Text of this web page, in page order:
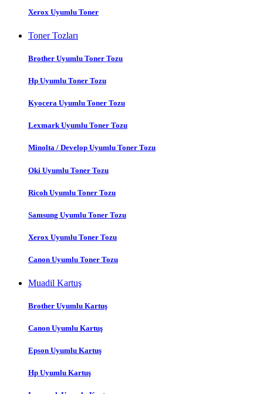
Xerox Uyumlu Toner
Toner Tozları
Brother Uyumlu Toner Tozu
Hp Uyumlu Toner Tozu
Kyocera Uyumlu Toner Tozu
Lexmark Uyumlu Toner Tozu
Minolta / Develop Uyumlu Toner Tozu
Oki Uyumlu Toner Tozu
Ricoh Uyumlu Toner Tozu
Samsung Uyumlu Toner Tozu
Xerox Uyumlu Toner Tozu
Canon Uyumlu Toner Tozu
Muadil Kartuş
Brother Uyumlu Kartuş
Canon Uyumlu Kartuş
Epson Uyumlu Kartuş
Hp Uyumlu Kartuş